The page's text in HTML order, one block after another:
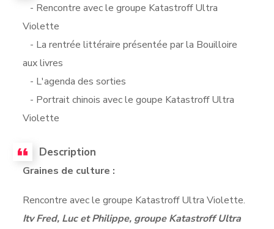
- Rencontre avec le groupe Katastroff Ultra
Violette
- La rentrée littéraire présentée par la Bouilloire
aux livres
- L'agenda des sorties
- Portrait chinois avec le goupe Katastroff Ultra
Violette
Description
Graines de culture :
Rencontre avec le groupe Katastroff Ultra Violette.
Itv Fred, Luc et Philippe, groupe Katastroff Ultra